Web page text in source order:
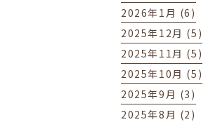
2026年1月 (6)
2025年12月 (5)
2025年11月 (5)
2025年10月 (5)
2025年9月 (3)
2025年8月 (2)